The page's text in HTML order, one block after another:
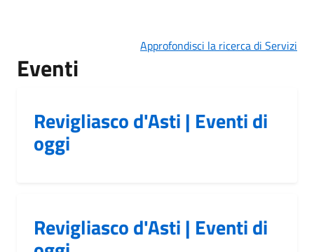
Approfondisci la ricerca di Servizi
Eventi
Revigliasco d'Asti | Eventi di
oggi
Revigliasco d'Asti | Eventi di